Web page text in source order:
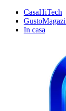
CasaHiTech
In casa